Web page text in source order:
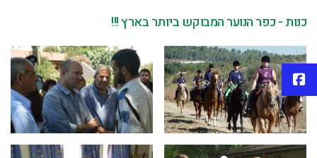
כנות - כפר הנוער המבוקש ביותר בארץ !!!
פייסבוק